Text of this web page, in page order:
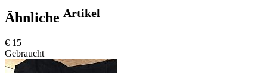
Ähnliche Artikel
€ 15
Gebraucht